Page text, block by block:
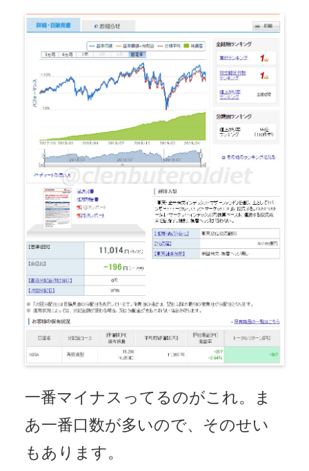
一番マイナスってるのがこれ。ま
あ一番口数が多いので、そのせい
もあります。